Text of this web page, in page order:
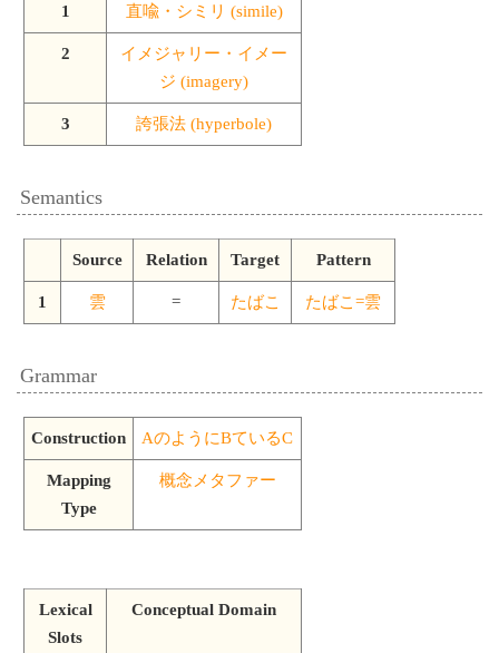
1 直喩・シミリ (simile)
2
イメジャリー・イメー
ジ (imagery)
3 誇張法 (hyperbole)
Semantics
Source Relation Target Pattern
1 雲 = たばこ たばこ=雲
Grammar
Construction AのようにBているC
Mapping
Type
概念メタファー
Lexical
Slots
Conceptual Domain